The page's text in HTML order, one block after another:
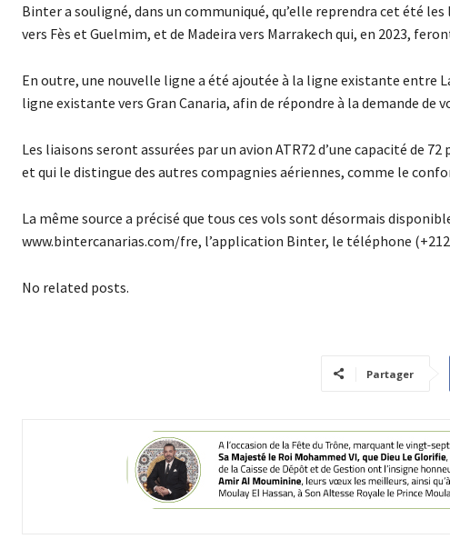
Binter a souligné, dans un communiqué, qu’elle reprendra cet été
vers Fès et Guelmim, et de Madeira vers Marrakech qui, en 2023,
En outre, une nouvelle ligne a été ajoutée à la ligne existante entre
ligne existante vers Gran Canaria, afin de répondre à la demande de
Les liaisons seront assurées par un avion ATR72 d’une capacité de
et qui le distingue des autres compagnies aériennes, comme le
La même source a précisé que tous ces vols sont désormais
www.bintercanarias.com/fre, l’application Binter, le téléphone (+212)
No related posts.
Partager